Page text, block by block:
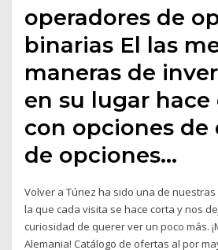
operadores de
binarias El las
maneras de
en su lugar hace
con opciones de
de opciones…
Volver a Túnez ha sido una de
la que cada visita se hace corta y nos
curiosidad de querer ver un poco más.
Alemania! Catálogo de ofertas al por